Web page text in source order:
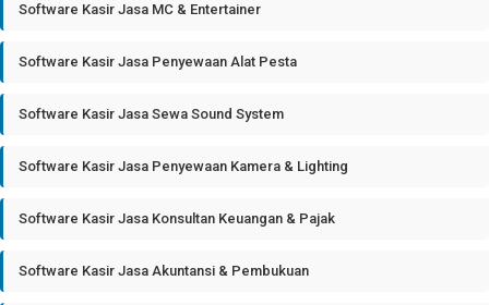
Software Kasir Jasa MC & Entertainer
Software Kasir Jasa Penyewaan Alat Pesta
Software Kasir Jasa Sewa Sound System
Software Kasir Jasa Penyewaan Kamera & Lighting
Software Kasir Jasa Konsultan Keuangan & Pajak
Software Kasir Jasa Akuntansi & Pembukuan